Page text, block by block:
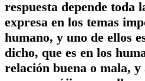
respuesta depende toda
expresa en los temas
humano, y uno de ellos
dicho, que es en los
relación buena o mala, y